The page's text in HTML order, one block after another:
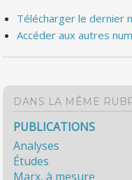
Télécharger le dernier
Accéder aux autres
DANS LA MÊME
PUBLICATIONS
Analyses
Études
Marx, à mesure